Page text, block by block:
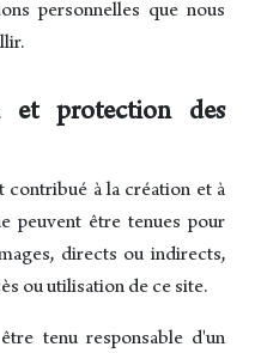
personnelles que nous
et protection des
contribué à la création et à
peuvent être tenues pour
directs ou indirects,
ou utilisation de ce site.
tenu responsable d'un